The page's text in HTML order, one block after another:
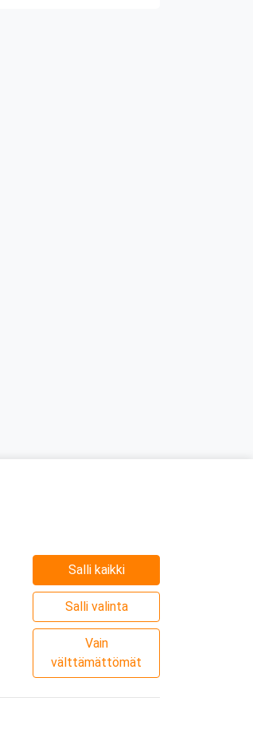
Salli kaikki
Salli valinta
Vain
välttämättömät